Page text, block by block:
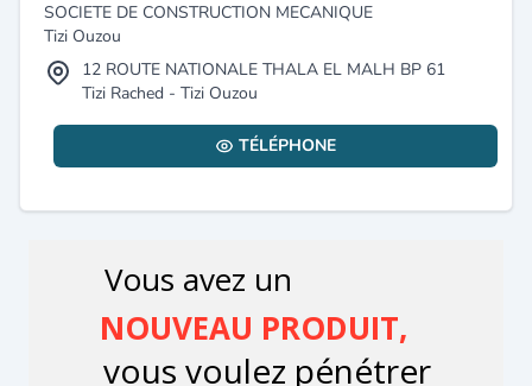
SOCIETE DE CONSTRUCTION MECANIQUE
Tizi Ouzou
12 ROUTE NATIONALE THALA EL MALH BP 61
Tizi Rached - Tizi Ouzou
TÉLÉPHONE